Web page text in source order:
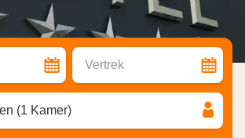
Vertrek
(1 Kamer)